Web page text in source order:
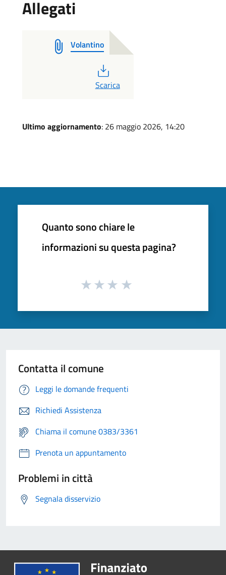
Allegati
Volantino
PDF
Scarica
Ultimo aggiornamento: 26 maggio 2026, 14:20
Quanto sono chiare le
informazioni su questa pagina?
Contatta il comune
Leggi le domande frequenti
Richiedi Assistenza
Chiama il comune 0383/3361
Prenota un appuntamento
Problemi in città
Segnala disservizio